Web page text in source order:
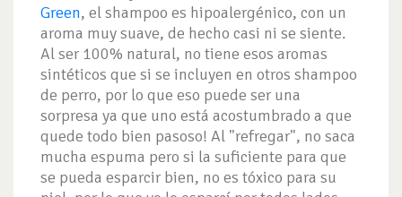
Green, el shampoo es hipoalergénico, con un
aroma muy suave, de hecho casi ni se siente.
Al ser 100% natural, no tiene esos aromas
sintéticos que si se incluyen en otros shampoo
de perro, por lo que eso puede ser una
sorpresa ya que uno está acostumbrado a que
quede todo bien pasoso! Al "refregar", no saca
mucha espuma pero si la suficiente para que
se pueda esparcir bien, no es tóxico para su